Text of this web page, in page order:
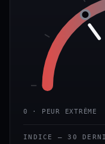
0 · PEUR EXTRÊME
INDICE — 30